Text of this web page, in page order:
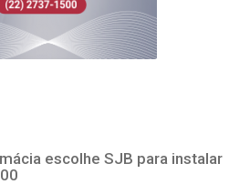
escolhe SJB para instalar